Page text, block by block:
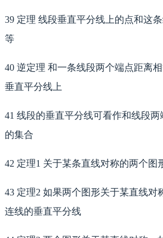
39 定理 线段垂直平分线上的点和这
等
40 逆定理 和一条线段两个端点距离
垂直平分线上
41 线段的垂直平分线可看作和线段
的集合
42 定理1 关于某条直线对称的两个图
43 定理2 如果两个图形关于某直线对
连线的垂直平分线